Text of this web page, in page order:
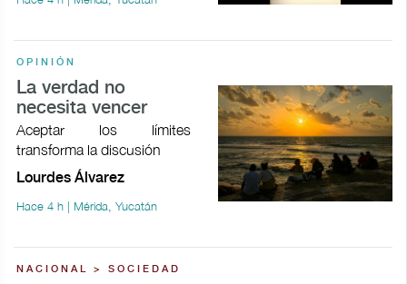
OPINIÓN
La verdad no
necesita vencer
Aceptar los límites
transforma la discusión
Lourdes Álvarez
Hace 4 h | Mérida, Yucatán
NACIONAL > SOCIEDAD